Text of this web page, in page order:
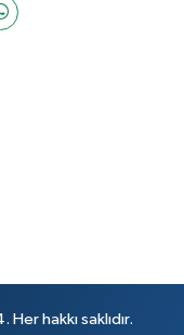
hakkı saklıdır.